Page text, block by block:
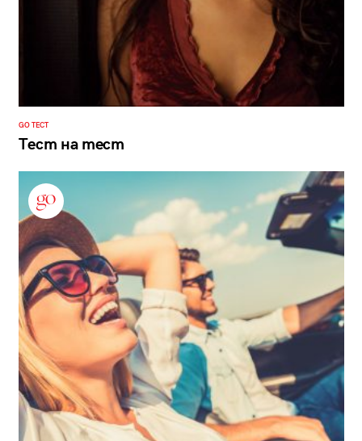
GO ТЕСТ
Тест на тест